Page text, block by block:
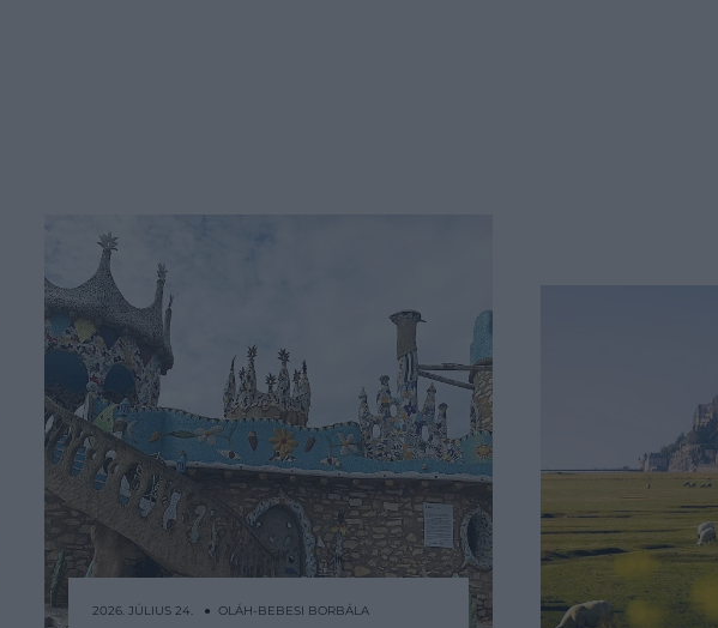
2026. JÚLIUS 24. ● OLÁH-BEBESI BORBÁLA